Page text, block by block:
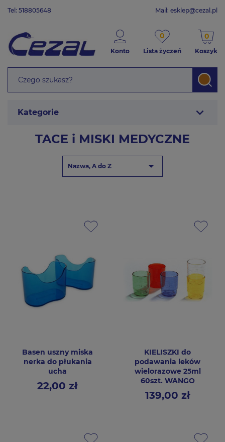
Tel: 518805648 Mail: esklep@cezal.pl
Konto
0
Lista życzeń
0
Koszyk
Kategorie expand_more
TACE i MISKI MEDYCZNE
Nazwa, A do Z 
Basen uszny miska
nerka do płukania
ucha
Cena22,00 zł
KIELISZKI do
podawania leków
wielorazowe 25ml
60szt. WANGO
Cena139,00 zł